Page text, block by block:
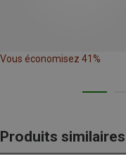
Vous économisez 41%
Produits